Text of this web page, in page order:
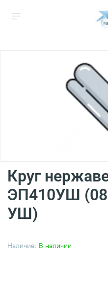
Наличие: В наличии
Круг
ЭП410УШ
УШ)